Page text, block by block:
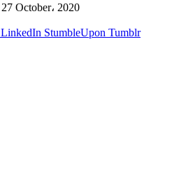
27 October، 2020
LinkedIn StumbleUpon Tumblr